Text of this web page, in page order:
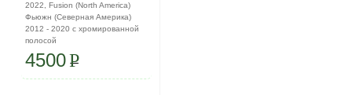
2022, Fusion (North America)
Фьюжн (Северная Америка)
2012 - 2020 с хромированной
полосой
4500P